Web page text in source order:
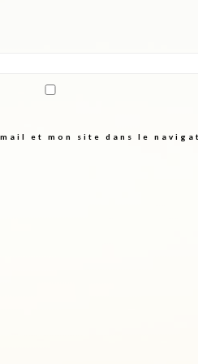
et mon site dans le